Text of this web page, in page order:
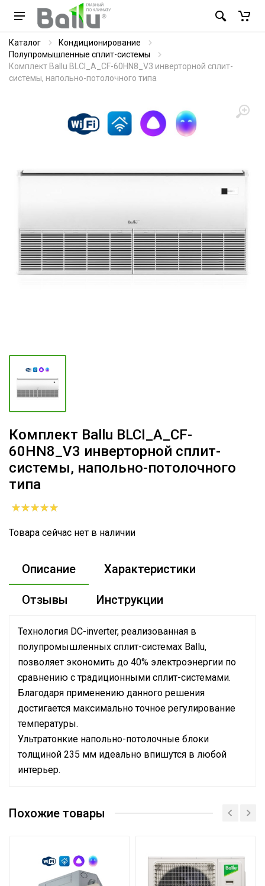
Каталог
Кондиционирование
Полупромышленные сплит-системы
Комплект Ballu BLCI_A_CF-60HN8_V3 инверторной сплит-
системы, напольно-потолочного типа
Комплект Ballu BLCI_A_CF-
60HN8_V3 инверторной сплит-
системы, напольно-потолочного
типа
Товара сейчас нет в наличии
Описание Характеристики
Отзывы Инструкции
Технология DC-inverter, реализованная в
полупромышленных сплит-системах Ballu,
позволяет экономить до 40% электроэнергии по
сравнению с традиционными сплит-системами.
Благодаря применению данного решения
достигается максимально точное регулирование
температуры.
Ультратонкие напольно-потолочные блоки
толщиной 235 мм идеально впишутся в любой
интерьер.
Управление c
Опция доступна при
Вес товара с упаковкой
(брутто)
134
Похожие товары